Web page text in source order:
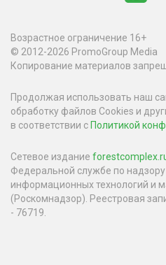
Возрастное ограничение 16+
© 2012-2026 PromoGroup Media
Копирование материалов
Продолжая использовать наш
обработку файлов Cookies и
в соответствии сПолитикой
Сетевое издание
Федеральной службе по
информационных технологий и
(Роскомнадзор). Реестровая
- 76719.